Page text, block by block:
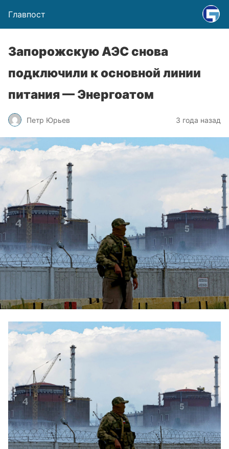
Главпост
Запорожскую АЭС снова
подключили к основной линии
питания — Энергоатом
Петр Юрьев 3 года назад